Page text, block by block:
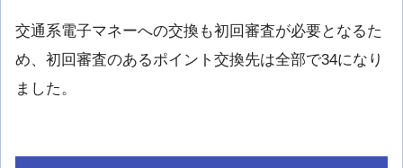
交通系電子マネーへの交換も初回審査が必要となるた
め、初回審査のあるポイント交換先は全部で34になり
ました。